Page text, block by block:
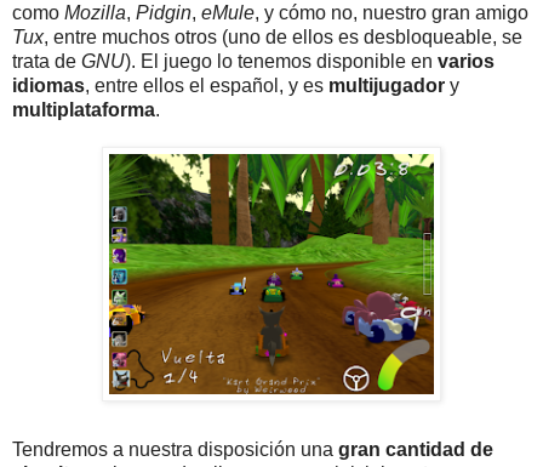
como Mozilla, Pidgin, eMule, y cómo no, nuestro gran amigo
Tux, entre muchos otros (uno de ellos es desbloqueable, se
trata de GNU). El juego lo tenemos disponible en varios
idiomas, entre ellos el español, y es multijugador y
multiplataforma.
Tendremos a nuestra disposición una gran cantidad de